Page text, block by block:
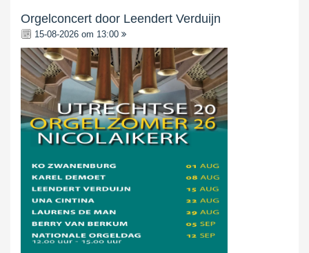
Orgelconcert door Leendert Verduijn
15-08-2026 om 13:00